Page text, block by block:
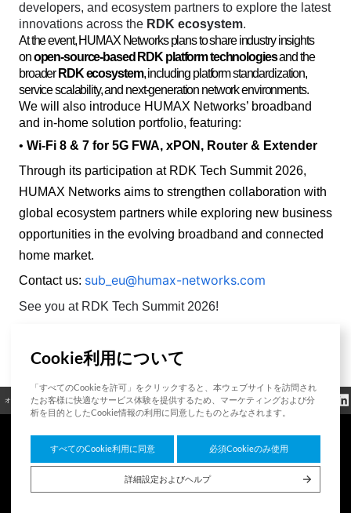
developers, and ecosystem partners to explore the latest
innovations across the RDK ecosystem.
At the event, HUMAX Networks plans to share industry insights
onopen-source-based RDK platform technologiesand the
broader RDK ecosystem, including platform standardization,
service scalability, and next-generation network environments.
We will also introduce HUMAX Networks’ broadband
and in-home solution portfolio, featuring:
• Wi-Fi 8 & 7 for 5G FWA, xPON, Router & Extender
Through its participation at RDK Tech Summit 2026,
HUMAX Networks aims to strengthen collaboration with
global ecosystem partners while exploring new business
opportunities in the evolving broadband and connected
home market.
Contact us: sub_eu@humax-networks.com
See you at RDK Tech Summit 2026!
オープンソース 認証 お問い合わせ
クッキーポリシ
ー
規制情報
7F HUMAX Village, 216, Hwangsaeul-ro, Bundang-gu, Seongnam-si, Gyeonggi-do,
Cookie利用について
「すべてのCookieを許可」をクリックすると、本ウェブサイトを訪問され
たお客様に快適なサービス体験を提供するため、マーケティングおよび分
析を目的としたCookie情報の利用に同意したものとみなされます。
すべてのCookie利用に同意 必須Cookieのみ使用
詳細設定およびヘルプ